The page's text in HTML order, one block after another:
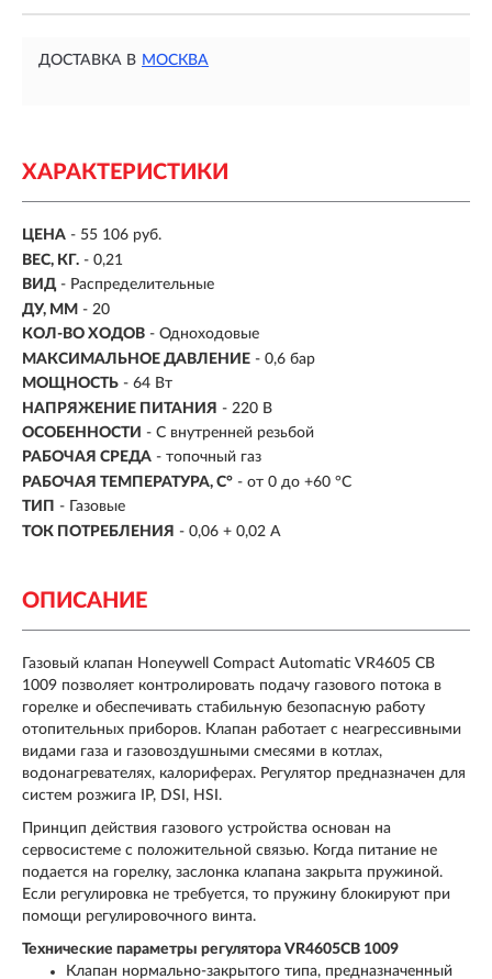
ДОСТАВКА В МОСКВА
ХАРАКТЕРИСТИКИ
ЦЕНА - 55 106 руб.
ВЕС, КГ. - 0,21
ВИД - Распределительные
ДУ, ММ - 20
КОЛ-ВО ХОДОВ - Одноходовые
МАКСИМАЛЬНОЕ ДАВЛЕНИЕ - 0,6 бар
МОЩНОСТЬ - 64 Вт
НАПРЯЖЕНИЕ ПИТАНИЯ - 220 В
ОСОБЕННОСТИ - С внутренней резьбой
РАБОЧАЯ СРЕДА - топочный газ
РАБОЧАЯ ТЕМПЕРАТУРА, C° - от 0 до +60 °C
ТИП -
Газовые
ТОК ПОТРЕБЛЕНИЯ - 0,06 + 0,02 А
ОПИСАНИЕ
Газовый клапан Honeywell Compact Automatic VR4605 CB
1009 позволяет контролировать подачу газового потока в
горелке и обеспечивать стабильную безопасную работу
отопительных приборов. Клапан работает с неагрессивными
видами газа и газовоздушными смесями в котлах,
водонагревателях, калориферах. Регулятор предназначен для
систем розжига IP, DSI, HSI.
Принцип действия газового устройства основан на
сервосистеме с положительной связью. Когда питание не
подается на горелку, заслонка клапана закрыта пружиной.
Если регулировка не требуется, то пружину блокируют при
помощи регулировочного винта.
Технические параметры регулятора VR4605CB 1009
Клапан нормально-закрытого типа, предназначенный